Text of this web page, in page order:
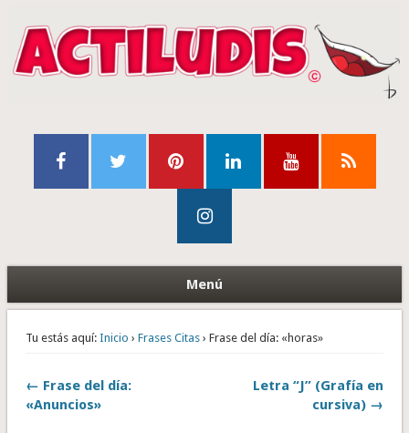
Menú
Tu estás aquí: Inicio › Frases Citas› Frase del día: «horas»
← Frase del día:
«Anuncios»
Letra “J” (Grafía en
cursiva) →